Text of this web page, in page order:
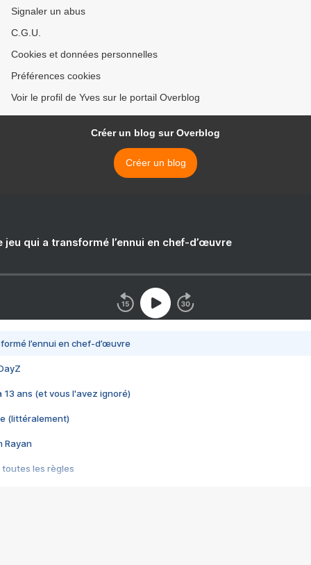
Signaler un abus
C.G.U.
Cookies et données personnelles
Préférences cookies
Voir le profil de Yves sur le portail Overblog
Créer un blog sur Overblog
Créer un blog
jeu qui a transformé l’ennui en chef-d’œuvre
l’ennui en chef-d’œuvre
13 ans (et vous l'avez ignoré)
(littéralement)
Rayan
toutes les règles